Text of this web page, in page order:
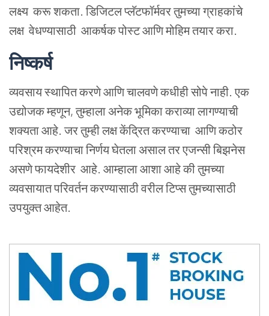
लक्ष्य करू शकता. डिजिटल प्लॅटफॉर्मवर तुमच्या ग्राहकांचे
लक्ष वेधण्यासाठी आकर्षक पोस्ट आणि मोहिम तयार करा.
निष्कर्ष
व्यवसाय स्थापित करणे आणि चालवणे कधीही सोपे नाही. एक
उद्योजक म्हणून, तुम्हाला अनेक भूमिका कराव्या लागण्याची
शक्यता आहे. जर तुम्ही लक्ष केंद्रितकरण्याचा आणि कठोर
परिश्रम करण्याचा निर्णय घेतला असाल तर एजन्सी बिझनेस
असणेफायदेशीर आहे. आम्हाला आशा आहे की तुमच्‍या
व्‍यवसायात परिवर्तन करण्‍यासाठी वरील टिप्स तुमच्यासाठी
उपयुक्त आहेत.